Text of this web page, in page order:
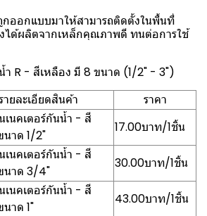
ออกแบบมาให้สามารถติดตั้งในพื้นที่
ได้ผลิตจากเหล็กคุณภาพดี ทนต่อการใช้
ำ R - สีเหลือง มี 8 ขนาด (1/2" - 3")
ายละเอียดสินค้า
ราคา
นคเตอร์กันน้ำ - สี
นาด 1/2"
17.00บาท/1ชิ้น
นคเตอร์กันน้ำ - สี
นาด 3/4"
30.00บาท/1ชิ้น
นคเตอร์กันน้ำ - สี
าด 1"
43.00บาท/1ชิ้น